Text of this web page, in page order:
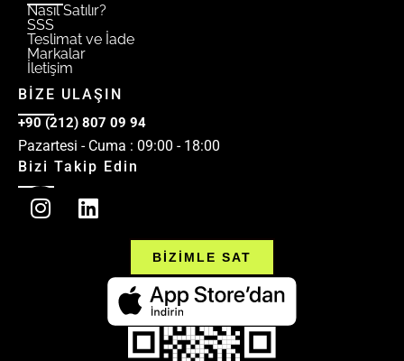
Nasıl Satılır?
SSS
Teslimat ve İade
Markalar
İletişim
BİZE ULAŞIN
+90 (212) 807 09 94
Pazartesi - Cuma : 09:00 - 18:00
Bizi Takip Edin
BİZİMLE SAT